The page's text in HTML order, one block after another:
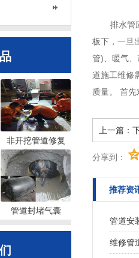
非开挖管道修复
管道封堵气囊
排水管
板下，一旦
管)、暖气
道施工维修
质量。 首
上一篇：
分享到：
推荐资
管道安
维修管